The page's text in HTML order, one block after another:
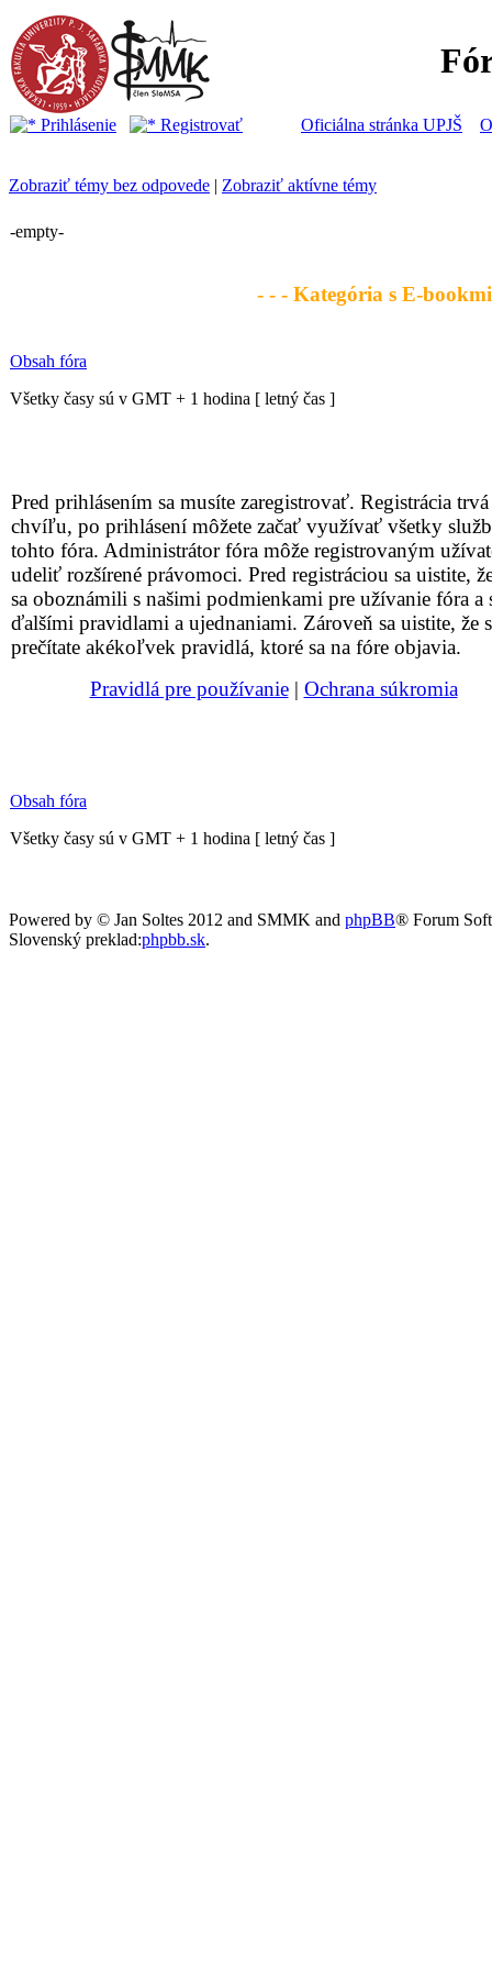
Prihlásenie Registrovať Oficiálna stránka UPJŠ
Zobraziť témy bez odpovede | Zobraziť aktívne témy
-empty-
- - - Kategória s E-
Obsah fóra
Všetky časy sú v GMT + 1 hodina [ letný čas ]
Pred prihlásením sa musíte zaregistrovať. Registrácia
chvíľu, po prihlásení môžete začať využívať všetky
tohto fóra. Administrátor fóra môže registrovaným
udeliť rozšírené právomoci. Pred registráciou sa uistite,
sa oboznámili s našimi podmienkami pre užívanie fóra a
ďalšími pravidlami a ujednaniami. Zároveň sa uistite, že
prečítate akékoľvek pravidlá, ktoré sa na fóre objavia.
Pravidlá pre používanie| Ochrana súkromia
Obsah fóra
Všetky časy sú v GMT + 1 hodina [ letný čas ]
Powered by © Jan Soltes 2012 and SMMK and phpBB® Forum
Slovenský preklad:phpbb.sk.